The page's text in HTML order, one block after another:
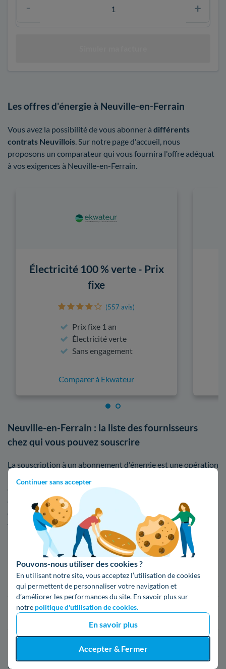
Continuer sans accepter
Pouvons-nous utiliser des cookies ?
En utilisant notre site, vous acceptez l’utilisation de cookies
qui permettent de personnaliser votre navigation et
d’améliorer les performances du site. En savoir plus sur
notre politique d'utilisation de cookies.
En savoir plus
Accepter & Fermer
Les offres d'énergie à Neuville-en-Ferrain
Vous avez la possibilité de vous abonner à différents
contrats Neuvillois . Sur notre page d'accueil, nous
proposons un comparateur qui vous fournira l'offre adéquat
à vos exigences à Neuville-en-Ferrain.
Électricité 100 % verte - Prix
fixe
(557 avis)
Prix fixe 1 an
Électricité verte
Sans engagement
Comparer à Ekwateur
Neuville-en-Ferrain : la liste des fournisseurs
chez qui vous pouvez souscrire
La souscription à un abonnement d'énergie est une opération
électrique. Suite à la libéralisation du marché de l'énergie à la
compétition, on dénombre
un peu plus de 30 fournisseurs
d'électricitéavec des contrats compétitifs. Il y a divers
fournisseurs Neuvillois listés ci-dessous
Fournisseur Prix du kWh*
16,34 c€/kWh
16,400000000000002 c€/kWh